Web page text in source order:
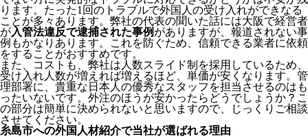
ります。たった1回のトラブルで外国人の受け入れができなる
ことが多々あります。弊社の代表の聞いた話には大阪で経営者
が入管法違反で逮捕された事例 がありますが、報道されない事
例もかなりあります。これを防ぐため、信頼できる業者に依頼
をすることがおすすめです。
また、コストも、弊社は人数スライド制を採用しているため、
受け入れ人数が増えれば増えるほど、単価が安くなります。管
理部署に、貴重な日本人の優秀なスタッフを担当させるのはも
ったいないです。外注のほうが安かったらどうでしょうか？こ
の部分は簡単に決められないと思いますので、じっくりご相談
させてください。
糸島市への外国人材紹介で当社が選ばれる理由